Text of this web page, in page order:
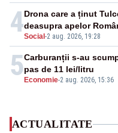
4Social -2 aug. 2026, 19:28
Drona care a ținut
deasupra apelor
5 Economie-2 aug. 2026, 15:36
Carburanții s-au
pas de 11 lei/litru
ACTUALITATE